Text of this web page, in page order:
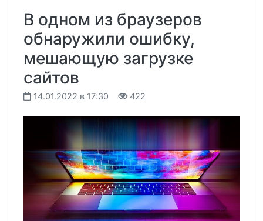
В одном из браузеров
обнаружили ошибку,
мешающую загрузке
сайтов
14.01.2022 в 17:30 422